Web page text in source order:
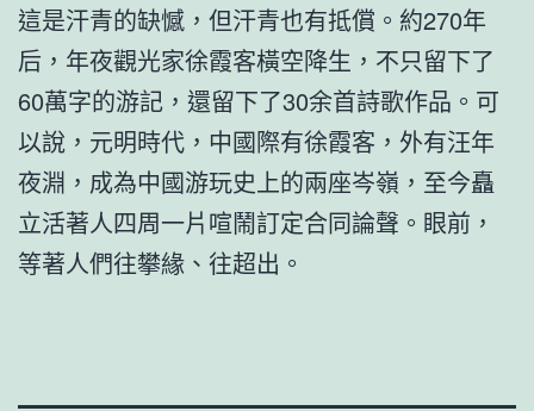
這是汗青的缺憾，但汗青也有抵償。約270年
后，年夜觀光家徐霞客橫空降生，不只留下了
60萬字的游記，還留下了30余首詩歌作品。可
以說，元明時代，中國際有徐霞客，外有汪年
夜淵，成為中國游玩史上的兩座岑嶺，至今矗
立活著人四周一片喧鬧訂定合同論聲。眼前，
等著人們往攀緣、往超出。